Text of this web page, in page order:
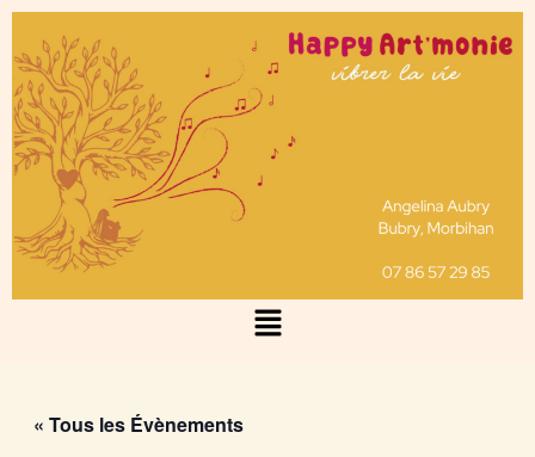
Aller
contenu
Menu
« Tous les Évènements